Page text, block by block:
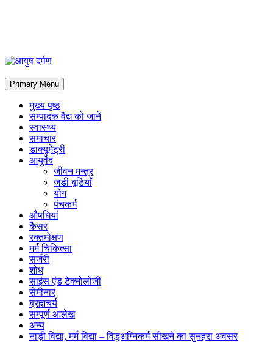
Primary Menu
मुख्य पृष्ठ
सम्पादक वैद्य को जानें
स्वास्थ्य
समाचार
डाक्यूमेंट्री
आयुर्वेद
जीवन मन्त्र
जडी बूटियाँ
योग
पंचकर्म
औषधियां
कैंसर
रक्तमोक्षण
मर्म चिकित्सा
सर्जरी
शोध
साइंस एंड टेक्नोलोजी
सेमीनार
ब्रह्मचर्य
सम्पूर्ण आलेख
अन्य
नाड़ी विद्या, मर्म विद्या – विद्धअग्निकर्म सीखने का सुनहरा अवसर